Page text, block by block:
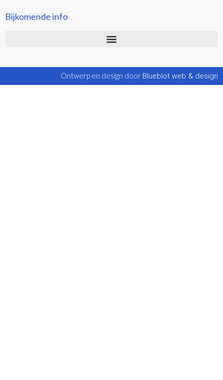
Bijkomende info
Ontwerp en design door Blueblot web & design